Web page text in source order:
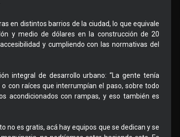
en distintos barrios de la ciudad, lo que equivale
y medio de dólares en la construcción de 20
y cumpliendo con las normativas del
integral de desarrollo urbano: “La gente tenía
con raíces que interrumpían el paso, sobre todo
acondicionados con rampas, y eso también es
no es gratis, acá hay equipos que se dedican y se